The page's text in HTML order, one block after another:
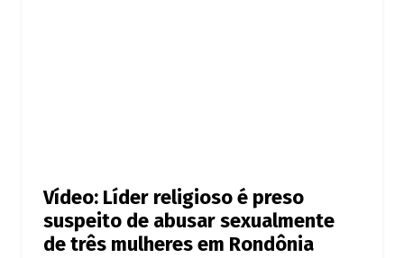
Vídeo: Líder religioso é preso
suspeito de abusar sexualmente
de três mulheres em Rondônia